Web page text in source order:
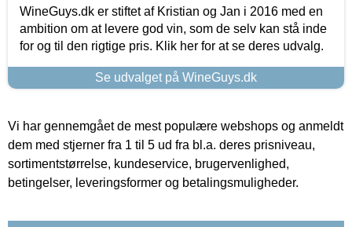
WineGuys.dk er stiftet af Kristian og Jan i 2016 med en
ambition om at levere god vin, som de selv kan stå inde
for og til den rigtige pris. Klik her for at se deres udvalg.
Se udvalget på WineGuys.dk
Vi har gennemgået de mest populære webshops og anmeldt
dem med stjerner fra 1 til 5 ud fra bl.a. deres prisniveau,
sortimentstørrelse, kundeservice, brugervenlighed,
betingelser, leveringsformer og betalingsmuligheder.